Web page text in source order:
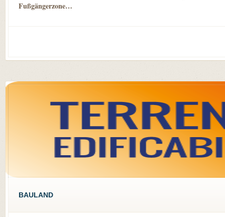
Fußgängerzone…
BAULAND